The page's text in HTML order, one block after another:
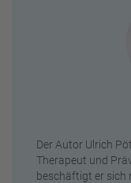
Der Autor Ulrich
Therapeut und
beschäftigt er sich